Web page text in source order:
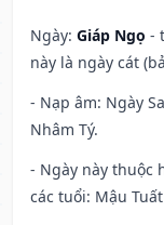
Ngày: Giáp Ngọ -
này là ngày cát
- Nạp âm: Ngày
Nhâm Tý.
- Ngày này thuộc
các tuổi: Mậu